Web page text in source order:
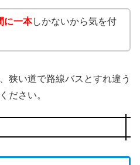
に一本しかないから気を付
狭い道で路線バスとすれ違う
ださい。